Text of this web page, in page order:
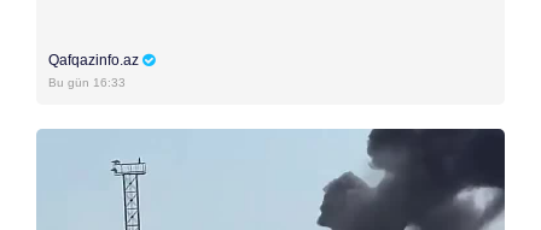
Qafqazinfo.az
Bu gün 16:33